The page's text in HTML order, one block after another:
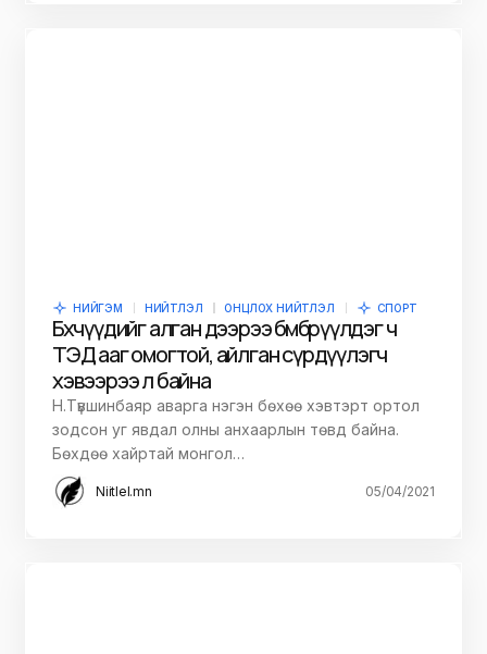
НИЙГЭМ НИЙТЛЭЛ ОНЦЛОХ НИЙТЛЭЛ СПОРТ
Бөхчүүдийг алган дээрээ бөмбөрүүлдэг ч
ТЭД ааг омогтой, айлган сүрдүүлэгч
хэвээрээ л байна
Н.Түвшинбаяр аварга нэгэн бөхөө хэвтэрт ортол
зодсон уг явдал олны анхаарлын төвд байна.
Бөхдөө хайртай монгол…
Niitlel.mn 05/04/2021